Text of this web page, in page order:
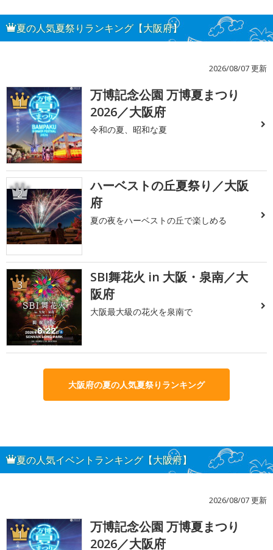
夏の人気夏祭りランキング【大阪府】
2026/08/07 更新
1
万博記念公園 万博夏まつり
2026／大阪府
令和の夏、昭和な夏
2
ハーベストの丘夏祭り／大阪
府
夏の夜をハーベストの丘で楽しめる
3
SBI舞花火 in 大阪・泉南／大
阪府
大阪最大級の花火を泉南で
大阪府の夏の人気夏祭りランキング
夏の人気イベントランキング【大阪府】
2026/08/07 更新
1
万博記念公園 万博夏まつり
2026／大阪府